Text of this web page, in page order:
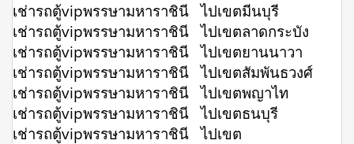
เช่ารถตู้vipพรรษามหาราชินี ไปเขตมีนบุรี
เช่ารถตู้vipพรรษามหาราชินี ไปเขตลาดกระบัง
เช่ารถตู้vipพรรษามหาราชินี ไปเขตยานนาวา
เช่ารถตู้vipพรรษามหาราชินี ไปเขตสัมพันธวงศ์
เช่ารถตู้vipพรรษามหาราชินี ไปเขตพญาไท
เช่ารถตู้vipพรรษามหาราชินี ไปเขตธนบุรี
เช่ารถตู้vipพรรษามหาราชินี ไปเขต